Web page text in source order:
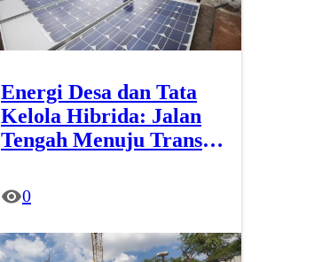
Energi Desa dan Tata
Kelola Hibrida: Jalan
Tengah Menuju Transisi
0